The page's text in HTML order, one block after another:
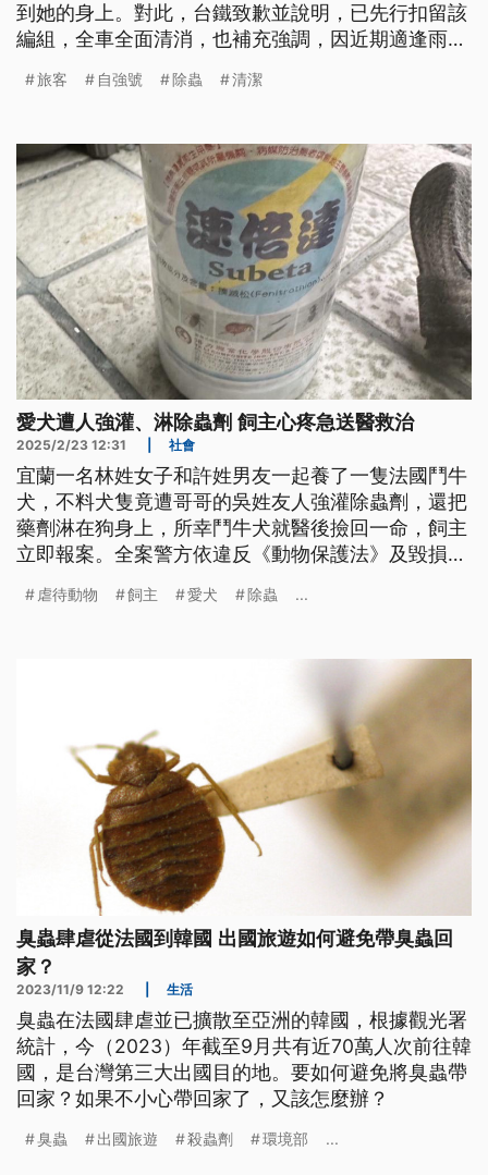
到她的身上。對此，台鐵致歉並說明，已先行扣留該
編組，全車全面清消，也補充強調，因近期適逢雨
旅客 自強號 除蟲 清潔
愛犬遭人強灌、淋除蟲劑 飼主心疼急送醫救治
2025/2/23 12:31 社會
宜蘭一名林姓女子和許姓男友一起養了一隻法國鬥牛
犬，不料犬隻竟遭哥哥的吳姓友人強灌除蟲劑，還把
藥劑淋在狗身上，所幸鬥牛犬就醫後撿回一命，飼主
立即報案。全案警方依違反《動物保護法》及毀損罪
致死，依《動保法》最高可處2年以下有期徒刑。
虐待動物 飼主 愛犬 除蟲 ...
臭蟲肆虐從法國到韓國 出國旅遊如何避免帶臭蟲回
家？
2023/11/9 12:22 生活
臭蟲在法國肆虐並已擴散至亞洲的韓國，根據觀光署
統計，今（2023）年截至9月共有近70萬人次前往韓
國，是台灣第三大出國目的地。要如何避免將臭蟲帶
回家？如果不小心帶回家了，又該怎麼辦？
臭蟲 出國旅遊 殺蟲劑 環境部 ...